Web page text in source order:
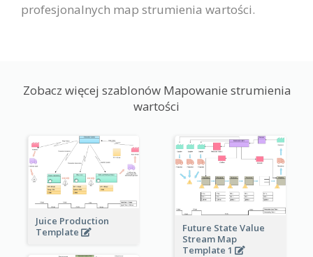
profesjonalnych map strumienia wartości.
Zobacz więcej szablonów Mapowanie strumienia
wartości
Juice Production
Template
Future State Value
Stream Map
Template 1